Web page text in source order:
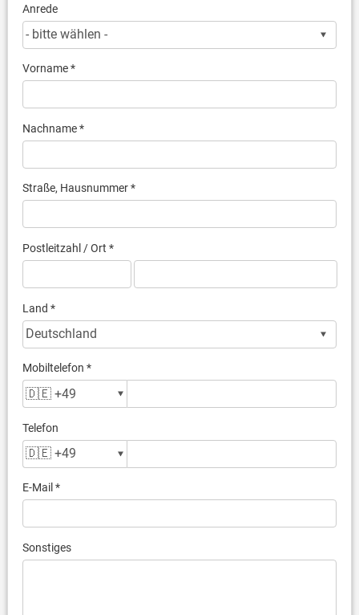
Anrede
Vorname *
Nachname *
Straße, Hausnummer *
Postleitzahl / Ort *
Land *
Mobiltelefon *
Telefon
E-Mail *
Sonstiges